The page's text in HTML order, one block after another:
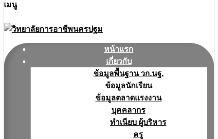
เมนู
หน้าแรก
เกี่ยวกับ
ข้อมูลพื้นฐาน วก.นฐ.
ข้อมูลนักเรียน
ข้อมูลตลาดแรงงาน
บุคคลากร
ทำเนียบ ผู้บริหาร
ครู